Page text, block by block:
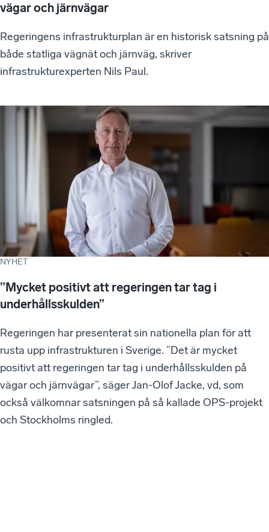
vägar och järnvägar
Regeringens infrastrukturplan är en historisk satsning på
både statliga vägnät och järnväg, skriver
infrastrukturexperten Nils Paul.
NYHET
”Mycket positivt att regeringen tar tag i
underhållsskulden”
Regeringen har presenterat sin nationella plan för att
rusta upp infrastrukturen i Sverige. ”Det är mycket
positivt att regeringen tar tag i underhållsskulden på
vägar och järnvägar”, säger Jan-Olof Jacke, vd, som
också välkomnar satsningen på så kallade OPS-projekt
och Stockholms ringled.